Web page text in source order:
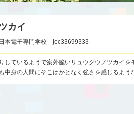
カイ
本電子専門学校 jec33699333
しているようで案外脆いリュウグウノツカイ
中身の人間にそこはかとなく強さを感じるよう